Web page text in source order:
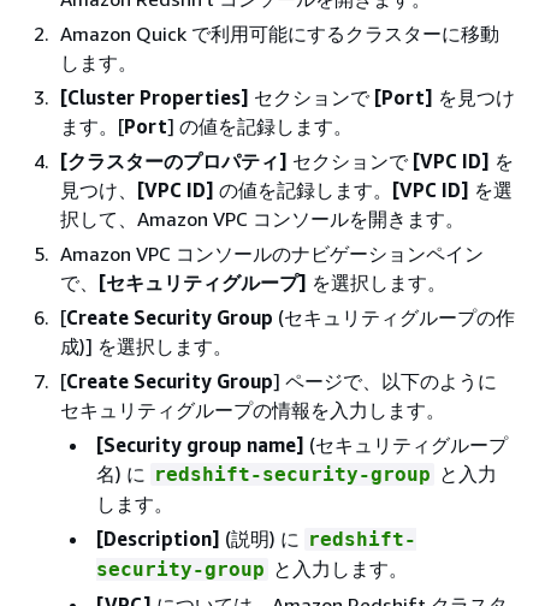
Amazon Quick で利用可能にするクラスターに移動
します。
[Cluster Properties] セクションで [Port] を見つけ
ます。[Port] の値を記録します。
[クラスターのプロパティ] セクションで [VPC ID] を
見つけ、 [VPC ID] の値を記録します。 [VPC ID] を選
択して、Amazon VPC コンソールを開きます。
Amazon VPC コンソールのナビゲーションペイン
で、 [セキュリティグループ] を選択します。
[Create Security Group (セキュリティグループの作
成)] を選択します。
[Create Security Group] ページで、以下のように
セキュリティグループの情報を入力します。
[Security group name] (セキュリティグループ
名) に redshift-security-group と入力
します。
[Description] (説明) に redshift-
security-group と入力します。